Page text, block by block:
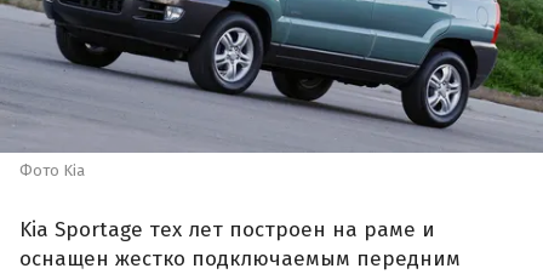
Фото Kia
Kia Sportage тех лет построен на раме и
оснащен жестко подключаемым передним